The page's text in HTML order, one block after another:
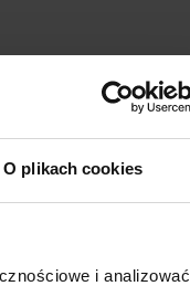
O plikach cookies
i analizować